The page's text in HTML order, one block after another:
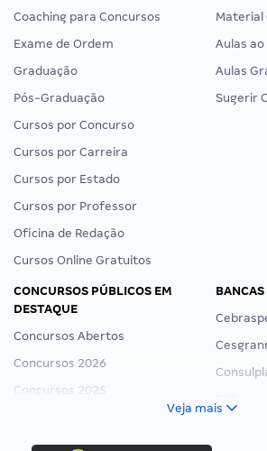
Coaching para Concursos
Exame de Ordem
Graduação
Pós-Graduação
Cursos por Concurso
Cursos por Carreira
Cursos por Estado
Cursos por Professor
Oficina de Redação
Cursos Online Gratuitos
Material
Aulas ao
Aulas
Sugerir
CONCURSOS PÚBLICOS EM
DESTAQUE
Concursos Abertos
Concursos 2026
Concursos 2025
Concurso Ibama
BANCAS
Veja mais